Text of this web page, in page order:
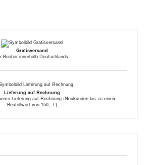
Gratisversand
Bücher innerhalb Deutschlands
Lieferung auf Rechnung
Lieferung auf Rechnung (Neukunden bis zu einem
Bestellwert von 150,- €)